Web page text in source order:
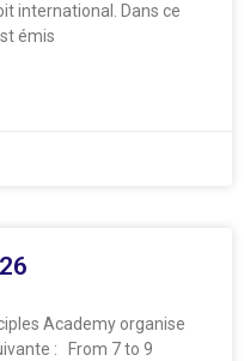
international. Dans ce
émis
Academy organise
: From 7 to 9